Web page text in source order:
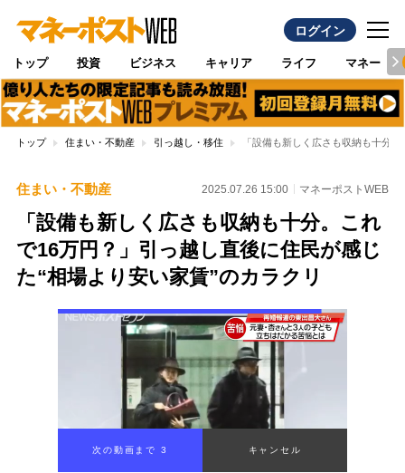
ログイン
トップ 投資 ビジネス キャリア ライフ マネー
トップ 住まい・不動産 引っ越し・移住 「設備も新しく広さも収納も十分
住まい・不動産 2025.07.26 15:00 マネーポストWEB
「設備も新しく広さも収納も十分。これ
で16万円？」引っ越し直後に住民が感じ
た“相場より安い家賃”のカラクリ
次の動画まで 2 キャンセル